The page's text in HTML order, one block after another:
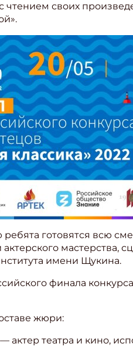
чтением своих
готовятся всю
мастерства,
имени Щукина.
финала
жюри:
актер театра и кино,